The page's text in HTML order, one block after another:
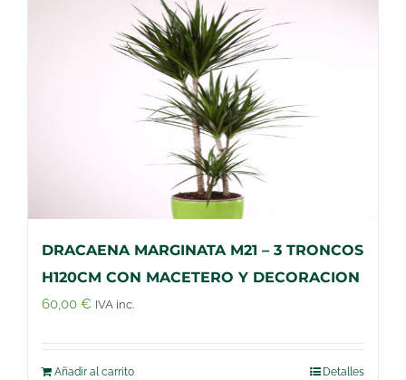
DRACAENA MARGINATA M21 – 3 TRONCOS
H120CM CON MACETERO Y DECORACION
60,00 € IVA inc.
Añadir al carrito Detalles